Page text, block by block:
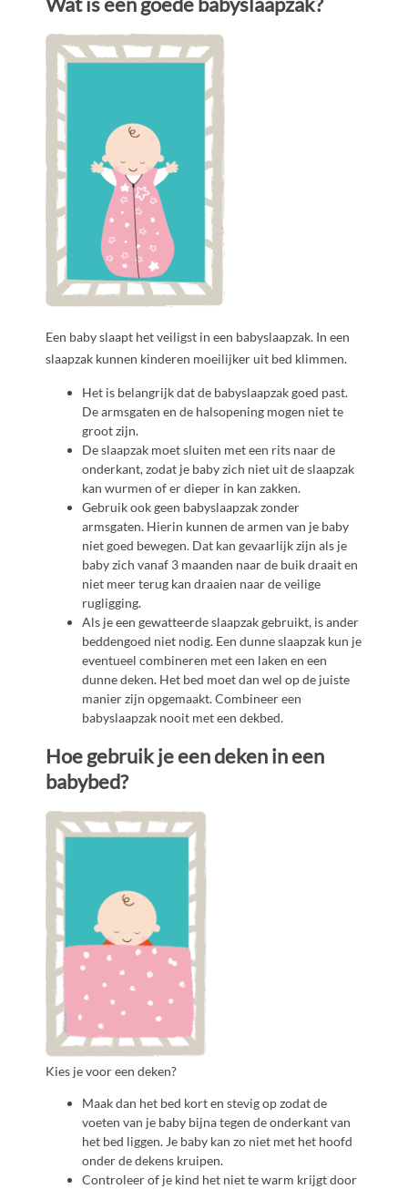
Een baby slaapt het veiligst in een babyslaapzak. In een
slaapzak kunnen kinderen moeilijker uit bed klimmen.
Het is belangrijk dat de babyslaapzak goed past.
De armsgaten en de halsopening mogen niet te
groot zijn.
De slaapzak moet sluiten met een rits naar de
onderkant, zodat je baby zich niet uit de slaapzak
kan wurmen of er dieper in kan zakken.
Gebruik ook geen babyslaapzak zonder
armsgaten. Hierin kunnen de armen van je baby
niet goed bewegen. Dat kan gevaarlijk zijn als je
baby zich vanaf 3 maanden naar de buik draait en
niet meer terug kan draaien naar de veilige
rugligging.
Als je een gewatteerde slaapzak gebruikt, is ander
beddengoed niet nodig. Een dunne slaapzak kun je
eventueel combineren met een laken en een
dunne deken. Het bed moet dan wel op de juiste
manier zijn opgemaakt. Combineer een
babyslaapzak nooit met een dekbed.
Hoe gebruik je een deken in een
babybed?
Kies je voor een deken?
Maak dan het bed kort en stevig op zodat de
voeten van je baby bijna tegen de onderkant van
het bed liggen. Je baby kan zo niet met het hoofd
onder de dekens kruipen.
Controleer of je kind het niet te warm krijgt door